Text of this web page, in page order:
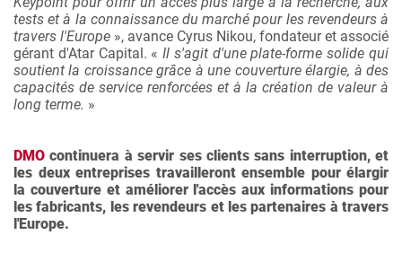
tests et à la connaissance du marché pour les revendeurs à
travers l'Europe », avance Cyrus Nikou, fondateur et associé
gérant d'Atar Capital. «Il s'agit d'une plate-forme solide qui
soutient la croissance grâce à une couverture élargie, à des
capacités de service renforcées et à la création de valeur à
long terme. »
DMO continuera à servir ses clients sans interruption, et
les deux entreprises travailleront ensemble pour élargir
la couverture et améliorer l'accès aux informations pour
les fabricants, les revendeurs et les partenaires à travers
l'Europe.